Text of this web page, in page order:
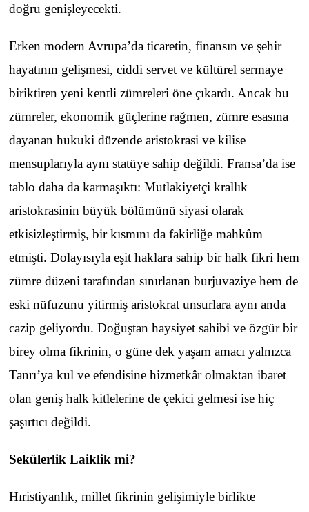
doğru genişleyecekti.
Erken modern Avrupa’da ticaretin, finansın ve şehir
hayatının gelişmesi, ciddi servet ve kültürel sermaye
biriktiren yeni kentli zümreleri öne çıkardı. Ancak bu
zümreler, ekonomik güçlerine rağmen, zümre esasına
dayanan hukuki düzende aristokrasi ve kilise
mensuplarıyla aynı statüye sahip değildi. Fransa’da ise
tablo daha da karmaşıktı: Mutlakiyetçi krallık
aristokrasinin büyük bölümünü siyasi olarak
etkisizleştirmiş, bir kısmını da fakirliğe mahkûm
etmişti. Dolayısıyla eşit haklara sahip bir halk fikri hem
zümre düzeni tarafından sınırlanan burjuvaziye hem de
eski nüfuzunu yitirmiş aristokrat unsurlara aynı anda
cazip geliyordu. Doğuştan haysiyet sahibi ve özgür bir
birey olma fikrinin, o güne dek yaşam amacı yalnızca
Tanrı’ya kul ve efendisine hizmetkâr olmaktan ibaret
olan geniş halk kitlelerine de çekici gelmesi ise hiç
şaşırtıcı değildi.
Sekülerlik Laiklik mi?
Hıristiyanlık, millet fikrinin gelişimiyle birlikte